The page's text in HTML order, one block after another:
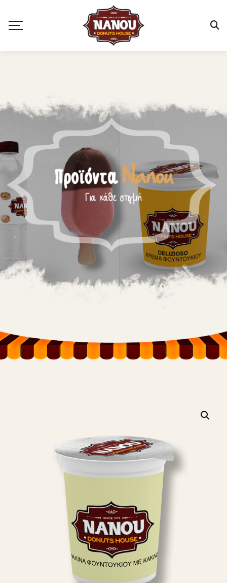
Home/ Προϊόντα Nanou/Πραλίνα Delizioso